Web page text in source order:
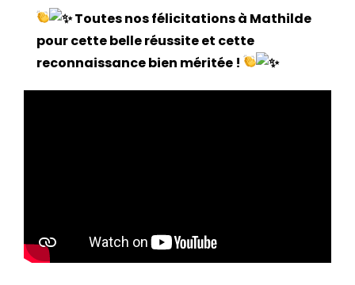
Toutes nos félicitations à Mathilde
pour cette belle réussite et cette
reconnaissance bien méritée !